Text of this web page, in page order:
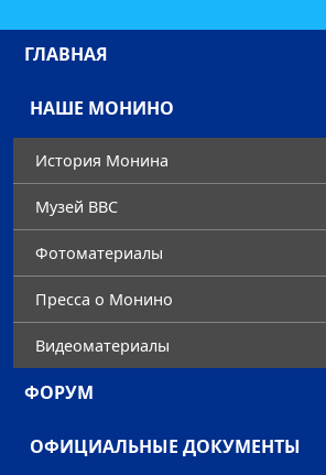
ГЛАВНАЯ
НАШЕ МОНИНО
История Монина
Музей ВВС
Фотоматериалы
Преccа о Монино
Видеоматериалы
ФОРУМ
ОФИЦИАЛЬНЫЕ ДОКУМЕНТЫ